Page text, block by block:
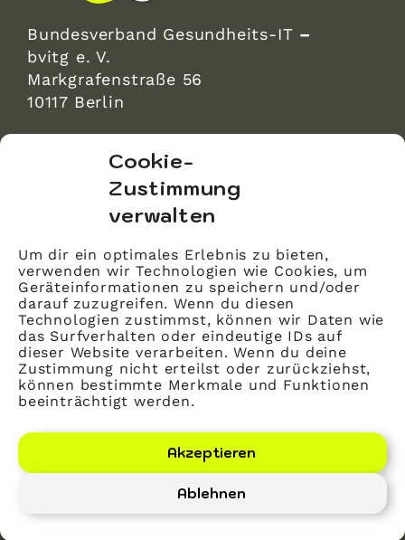
Cookie-
Zustimmung
verwalten
Um dir ein optimales Erlebnis zu bieten,
verwenden wir Technologien wie Cookies, um
Geräteinformationen zu speichern und/oder
darauf zuzugreifen. Wenn du diesen
Technologien zustimmst, können wir Daten wie
das Surfverhalten oder eindeutige IDs auf
dieser Website verarbeiten. Wenn du deine
Zustimmung nicht erteilst oder zurückziehst,
können bestimmte Merkmale und Funktionen
beeinträchtigt werden.
Akzeptieren
Ablehnen
Bundesverband Gesundheits-IT –
bvitg e. V.
Markgrafenstraße 56
10117 Berlin
Markgrafenstraße 56
10117 Berlin
Impressum
Kontakt
Datenschutz
Mitglied werden
LinkedIn
YouTube
Bundesverband Gesundheits-IT – bvitg e. V.
2026©